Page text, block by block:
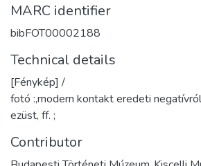
MARC identifier
bibFOT00002188
Technical details
[Fénykép] /
fotó :,modern kontakt eredeti
ezüst, ff. ;
Contributor